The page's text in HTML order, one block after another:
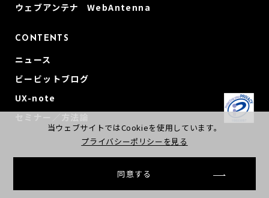
ウェブアンテナ WebAntenna
CONTENTS
ニュース
ビービットブログ
UX-note
セミナー／方法論
プライバシーポリシー © beBit, Inc
当ウェブサイトではCookieを使用しています。
プライバシーポリシーを見る
同意する